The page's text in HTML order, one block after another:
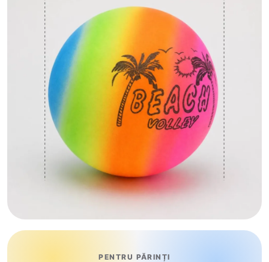
PENTRU PĂRINȚI